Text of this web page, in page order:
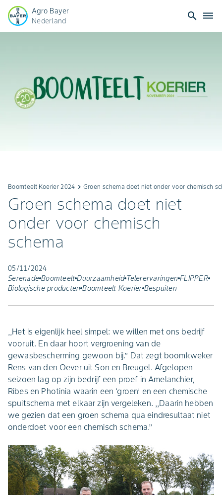
Agro Bayer
Nederland
search dehaze
Boomteelt Koerier 2024 keyboard_arrow_right Groen schema doet niet onder voor chemisch
Groen schema doet niet
onder voor chemisch
schema
05/11/2024
Serenade Boomteelt Duurzaamheid Telerervaringen FLIPPER
Biologische producten Boomteelt Koerier Bespuiten
,,Het is eigenlijk heel simpel: we willen met ons bedrijf
vooruit. En daar hoort vergroening van de
gewasbescherming gewoon bij.’’ Dat zegt boomkweker
Rens van den Oever uit Son en Breugel. Afgelopen
seizoen lag op zijn bedrijf een proef in Amelanchier,
Ribes en Photinia waarin een ‘groen’ en een chemische
spuitschema met elkaar zijn vergeleken. ,,Daarin hebben
we gezien dat een groen schema qua eindresultaat niet
onderdoet voor een chemisch schema.’’